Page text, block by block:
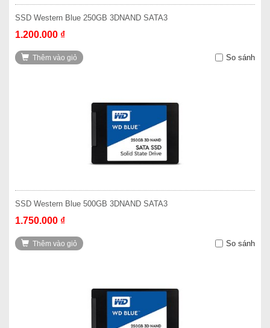
SSD Western Blue 250GB 3DNAND SATA3
1.200.000 ₫
Thêm vào giỏ So sánh
SSD Western Blue 500GB 3DNAND SATA3
1.750.000 ₫
Thêm vào giỏ So sánh